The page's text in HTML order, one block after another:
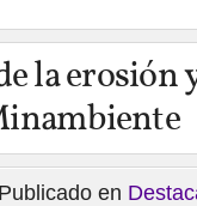
la erosión
en